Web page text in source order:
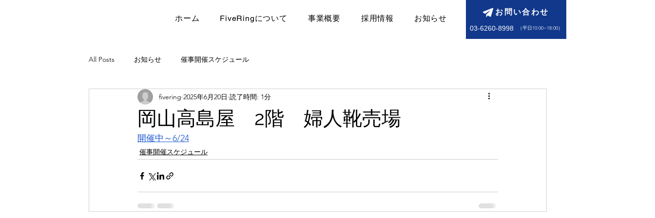
ホーム FiveRingについて ​事業概要 採用情報 お知らせ
お問い合わせ
03-6260-8998 ​（平日10:00~18:00）
All Posts お知らせ 催事開催スケジュール
岡山高島屋 2階 婦人靴売場
fivering 2025年6月20日 読了時間: 1分
開催中～6/24
催事開催スケジュール